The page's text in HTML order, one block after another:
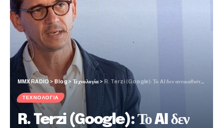
MMX RADIO> Blog> Τεχνολογία > R. Terzi (Google): Το AI δεν αντικαθιστά τη δημοσιογραφία, αλλά το πώς λειτουργούν τα media
ΤΕΧΝΟΛΟΓΊΑ
R. Terzi (Google): Το AI δεν